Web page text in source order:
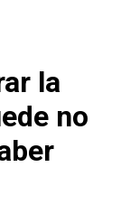
la
no